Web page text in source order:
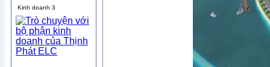
Kinh doanh 3